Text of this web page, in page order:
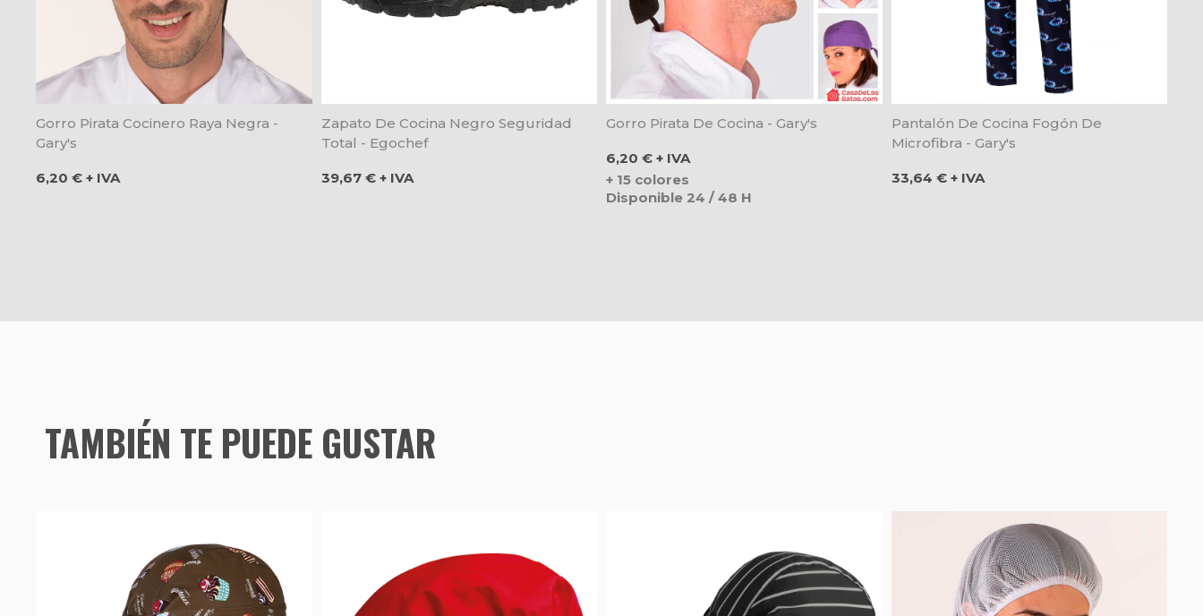
Gorro Pirata Cocinero Raya Negra -
Gary's
Precio
6,20 € + IVA
Zapato De Cocina Negro Seguridad
Total - Egochef
Precio
39,67 € + IVA
Gorro Pirata De Cocina - Gary's
Precio
6,20 € + IVA
+ 15 colores
Disponible 24 / 48 H
Pantalón De Cocina Fogón De
Microfibra - Gary's
Precio
33,64 € + IVA
TAMBIÉN TE PUEDE GUSTAR